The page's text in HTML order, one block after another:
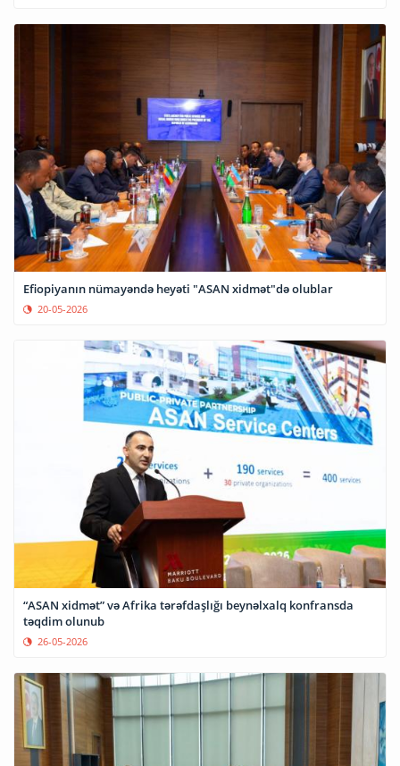
Efiopiyanın nümayəndə heyəti "ASAN xidmət"də olublar
20-05-2026
“ASAN xidmət” və Afrika tərəfdaşlığı beynəlxalq konfransda
təqdim olunub
26-05-2026